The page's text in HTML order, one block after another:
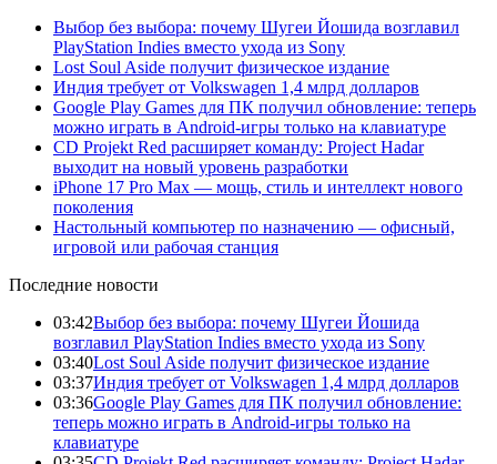
Выбор без выбора: почему Шугеи Йошида возглавил
PlayStation Indies вместо ухода из Sony
Lost Soul Aside получит физическое издание
Индия требует от Volkswagen 1,4 млрд долларов
Google Play Games для ПК получил обновление: теперь
можно играть в Android-игры только на клавиатуре
CD Projekt Red расширяет команду: Project Hadar
выходит на новый уровень разработки
iPhone 17 Pro Max — мощь, стиль и интеллект нового
поколения
Настольный компьютер по назначению — офисный,
игровой или рабочая станция
Последние новости
03:42Выбор без выбора: почему Шугеи Йошида
возглавил PlayStation Indies вместо ухода из Sony
03:40Lost Soul Aside получит физическое издание
03:37Индия требует от Volkswagen 1,4 млрд долларов
03:36Google Play Games для ПК получил обновление:
теперь можно играть в Android-игры только на
клавиатуре